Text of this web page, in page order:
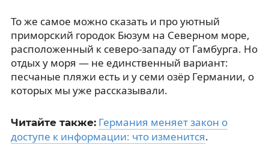
То же самое можно сказать и про уютный
приморский городок Бюзум на Северном море,
расположенный к северо-западу от Гамбурга. Но
отдых у моря — не единственный вариант:
песчаные пляжи есть и у семи озёр Германии, о
которых мы уже рассказывали.
Читайте также: Германия меняет закон о
доступе к информации: что изменится.